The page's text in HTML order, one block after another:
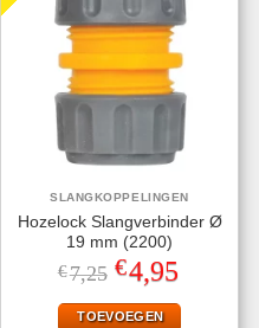
SLANGKOPPELINGEN
Hozelock Slangverbinder Ø
19 mm (2200)
€7,25 Oorspronkelijke
prijs
was:
€7,25.
€4,95
is:
€4,95.
TOEVOEGEN